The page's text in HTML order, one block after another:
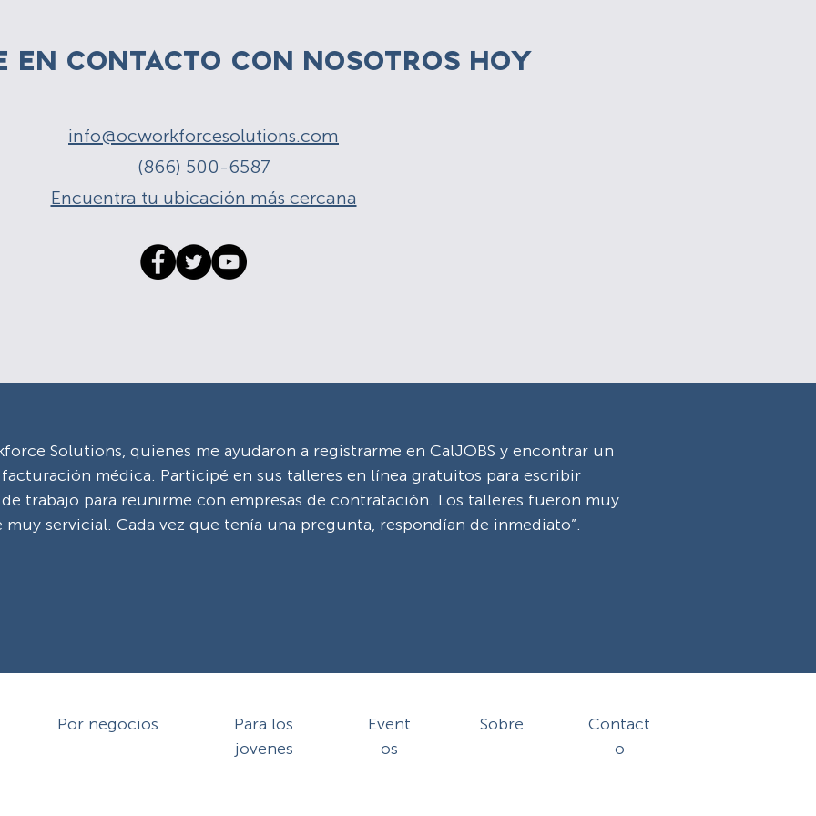
EN CONTACTO CON NOSOTROS HOY
info@ocworkforcesolutions.com
(866) 500-6587
Encuentra tu ubicación más cercana
Solutions, quienes me ayudaron a registrarme en CalJOBS y encontrar un
médica. Participé en sus talleres en línea gratuitos para escribir
trabajo para reunirme con empresas de contratación. Los talleres fueron muy
servicial. Cada vez que tenía una pregunta, respondían de inmediato”.
Por negocios
Para los
jovenes
Event
os
Sobre
Contact
o